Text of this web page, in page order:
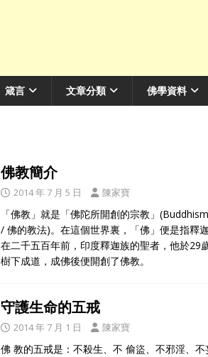
箴言 文章分類 佛學資料
佛教簡介
2014 年 7 月 5 日 陳家寶
「佛教」就是「佛陀所開創的宗教」
/ 佛的教法)。在這個世界裏，「佛」便是指釋
在二千五百年前，印度釋迦族的聖者，他於29
樹下成道，成佛後便開創了佛教。
守護生命的五戒
2014 年 7 月 1 日 陳家寶
佛 教的五戒是：不殺生、不 偷盜、不邪淫、